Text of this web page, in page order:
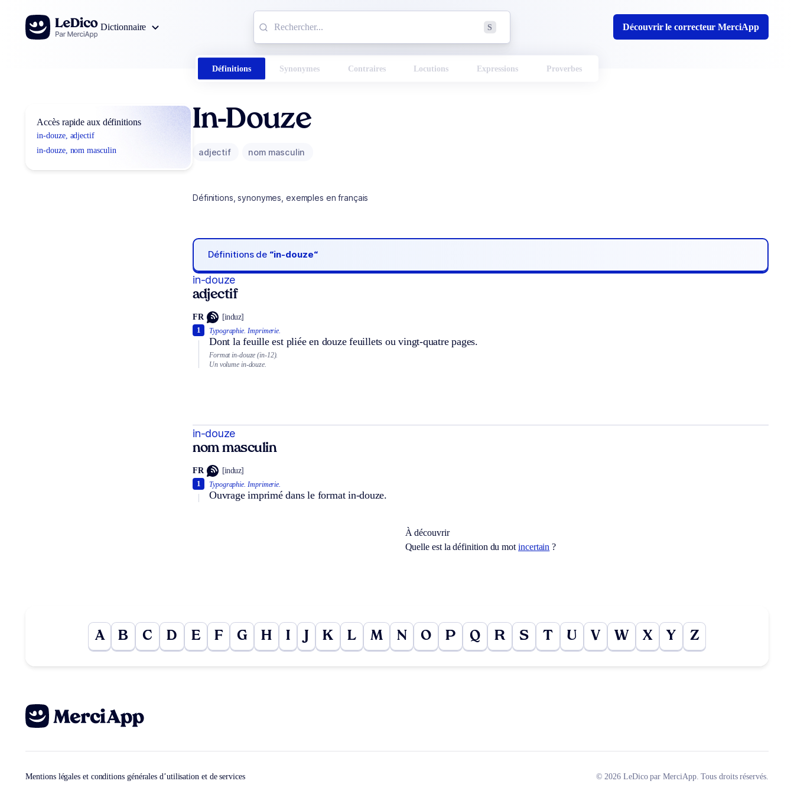
Aller au contenu
Dictionnaire
S Découvrir le correcteur MerciApp
Définitions Synonymes Contraires Locutions Expressions Proverbes
Accès rapide aux définitions
in-douze, adjectif
in-douze, nom masculin
In-Douze
adjectif nom masculin
Définitions, synonymes, exemples en français
Définitions de “in-douze“
in-douze
adjectif
FR [induz]
Typographie. Imprimerie.
Dont la feuille est pliée en douze feuillets ou vingt-quatre pages.
1
Format in-douze (in-12).
Un volume in-douze.
in-douze
nom masculin
FR [induz]
Typographie. Imprimerie.
Ouvrage imprimé dans le format in-douze.
1
À découvrir
Quelle est la définition du motincertain ?
A B C D E F G H I K L M N O P Q R S T U V W X Y Z
Mentions légales et conditions générales d’utilisation et de services © 2026 LeDico par MerciApp. Tous droits réservés.